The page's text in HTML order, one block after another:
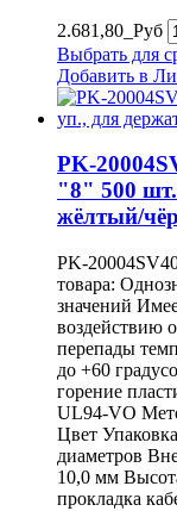
2.681,80_Руб
Выбрать для
Добавить в
PK-
"8" 500 шт.
жёлтый/
PK-
товара:
значений
воздействию
перепады
до +60
горение
UL94-VO
Цвет
диаметров
10,0 мм
прокладка